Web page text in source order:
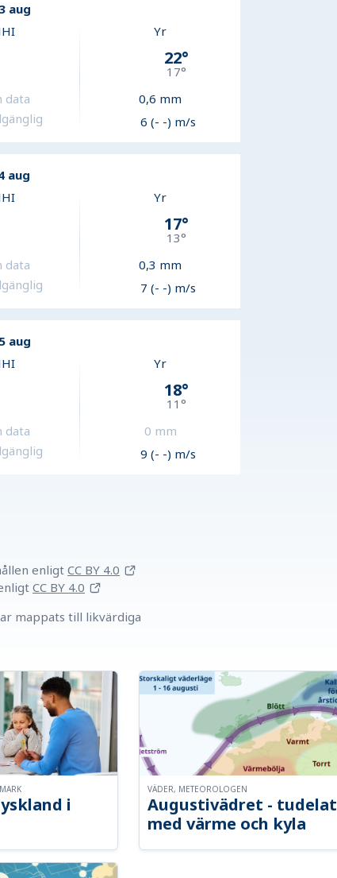
aug
data
Yr
22°
17°
0,6 mm
6 (- -) m/s
aug
data
Yr
17°
13°
0,3 mm
7 (- -) m/s
aug
data
Yr
18°
11 °
0 mm
9 (- -) m/s
enligt CC BY 4.0
CC BY 4.0
mappats till likvärdiga
i
Augustivädret - tudelat
med värme och kyla
VÄDER, METEOROLOGEN